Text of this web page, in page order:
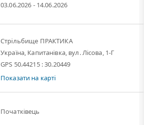
03.06.2026 - 14.06.2026
Стрільбище ПРАКТИКА
Україна, Капитанівка, вул. Лісова, 1-Г
GPS 50.44215 : 30.20449
Показати на карті
Початківець